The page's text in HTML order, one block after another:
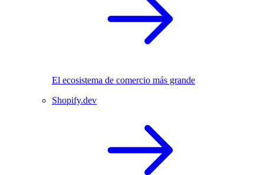
El ecosistema de comercio más grande
Shopify.dev